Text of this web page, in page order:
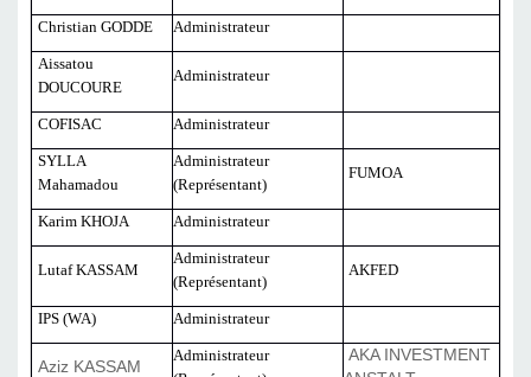
Christian GODDE Administrateur
Aissatou
DOUCOURE
Administrateur
COFISAC Administrateur
SYLLA
Mahamadou
Administrateur
(Représentant)
FUMOA
Karim KHOJA Administrateur
Lutaf KASSAM
Administrateur
(Représentant)
AKFED
IPS (WA) Administrateur
Aziz KASSAM
Administrateur
AKA INVESTMENT